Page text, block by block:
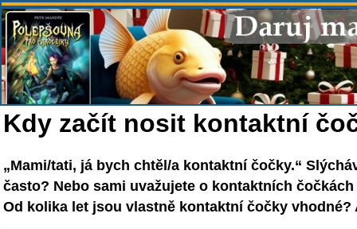
Kdy začít nosit kontaktní
„Mami/tati, já bych chtěl/a kontaktní čočky.“
často? Nebo sami uvažujete o kontaktních
Od kolika let jsou vlastně kontaktní čočky vhodné?